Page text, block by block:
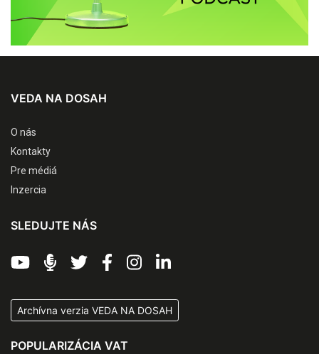
VEDA NA DOSAH
O nás
Kontakty
Pre médiá
Inzercia
SLEDUJTE NÁS
Archívna verzia VEDA NA DOSAH
POPULARIZÁCIA VAT